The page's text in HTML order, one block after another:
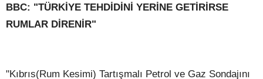
BBC: "TÜRKİYE TEHDİDİNİ YERİNE GETİRİRSE
RUMLAR DİRENİR"
"Kıbrıs(Rum Kesimi) Tartışmalı Petrol ve Gaz Sondajını